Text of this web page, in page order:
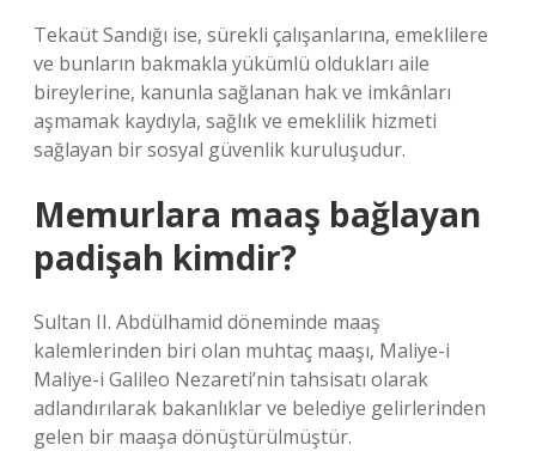
Tekaüt Sandığı ise, sürekli çalışanlarına, emeklilere
ve bunların bakmakla yükümlü oldukları aile
bireylerine, kanunla sağlanan hak ve imkânları
aşmamak kaydıyla, sağlık ve emeklilik hizmeti
sağlayan bir sosyal güvenlik kuruluşudur.
Memurlara maaş bağlayan
padişah kimdir?
Sultan II. Abdülhamid döneminde maaş
kalemlerinden biri olan muhtaç maaşı, Maliye-i
Maliye-i Galileo Nezareti’nin tahsisatı olarak
adlandırılarak bakanlıklar ve belediye gelirlerinden
gelen bir maaşa dönüştürülmüştür.